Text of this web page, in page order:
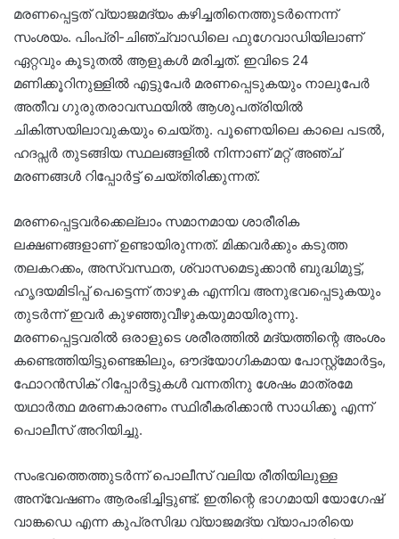
മരണപ്പെട്ടത് വ്യാജമദ്യം കഴിച്ചതിനെത്തുടർന്നെന്ന്
സംശയം. പിംപ്രി-ചിഞ്ച്‌വാഡിലെ ഫുഗേവാഡിയിലാണ്
ഏറ്റവും കൂടുതൽ ആളുകൾ മരിച്ചത്. ഇവിടെ 24
മണിക്കൂറിനുള്ളിൽ എട്ടുപേർ മരണപ്പെടുകയും നാലുപേർ
അതീവ ഗുരുതരാവസ്ഥയിൽ ആശുപത്രിയിൽ
ചികിത്സയിലാവുകയും ചെയ്തു. പൂണെയിലെ കാലെ പടൽ,
ഹദപ്സർ തുടങ്ങിയ സ്ഥലങ്ങളിൽ നിന്നാണ് മറ്റ് അഞ്ച്
മരണങ്ങൾ റിപ്പോർട്ട് ചെയ്തിരിക്കുന്നത്.
മരണപ്പെട്ടവർക്കെല്ലാം സമാനമായ ശാരീരിക
ലക്ഷണങ്ങളാണ് ഉണ്ടായിരുന്നത്. മിക്കവർക്കും കടുത്ത
തലകറക്കം, അസ്വസ്ഥത, ശ്വാസമെടുക്കാൻ ബുദ്ധിമുട്ട്,
ഹൃദയമിടിപ്പ് പെട്ടെന്ന് താഴുക എന്നിവ അനുഭവപ്പെടുകയും
തുടർന്ന് ഇവർ കുഴഞ്ഞുവീഴുകയുമായിരുന്നു.
മരണപ്പെട്ടവരിൽ ഒരാളുടെ ശരീരത്തിൽ മദ്യത്തിന്റെ അംശം
കണ്ടെത്തിയിട്ടുണ്ടെങ്കിലും, ഔദ്യോഗികമായ പോസ്റ്റ്‌മോർട്ടം,
ഫോറൻസിക് റിപ്പോർട്ടുകൾ വന്നതിനു ശേഷം മാത്രമേ
യഥാർത്ഥ മരണകാരണം സ്ഥിരീകരിക്കാൻ സാധിക്കൂ എന്ന്
പൊലീസ് അറിയിച്ചു.
സംഭവത്തെത്തുടർന്ന് പൊലീസ് വലിയ രീതിയിലുള്ള
അന്വേഷണം ആരംഭിച്ചിട്ടുണ്ട്. ഇതിന്റെ ഭാഗമായി യോഗേഷ്
വാങ്കഡെ എന്ന കുപ്രസിദ്ധ വ്യാജമദ്യ വ്യാപാരിയെ